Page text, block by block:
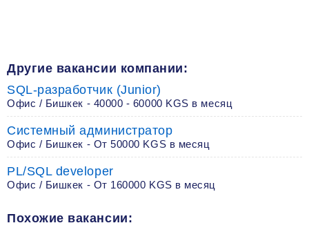
Похожие вакансии:
Другие вакансии компании:
SQL-разработчик (Junior)
Офис / Бишкек - 40000 - 60000 KGS в месяц
Системный администратор
Офис / Бишкек - От 50000 KGS в месяц
PL/SQL developer
Офис / Бишкек - От 160000 KGS в месяц